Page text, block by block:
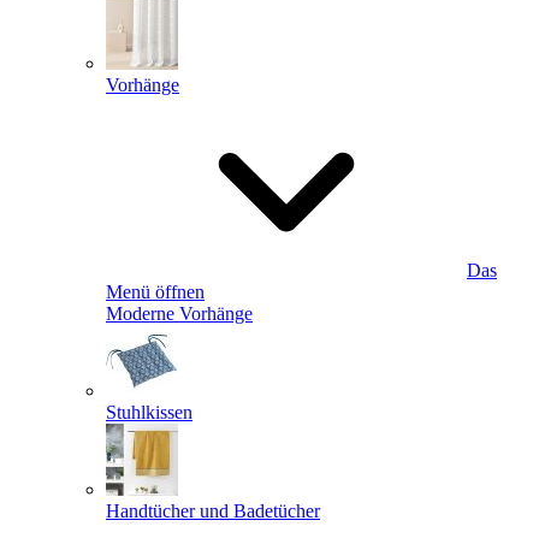
Vorhänge
Das
Menü öffnen
Moderne Vorhänge
Stuhlkissen
Handtücher und Badetücher